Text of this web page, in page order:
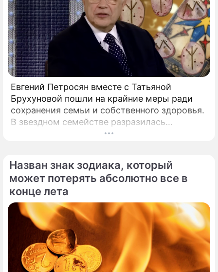
Евгений Петросян вместе с Татьяной
Брухуновой пошли на крайние меры ради
сохранения семьи и собственного здоровья.
В звездном семействе разразилась
настоящая тихая драма, которая вынудила
Назван знак зодиака, который
может потерять абсолютно все в
конце лета